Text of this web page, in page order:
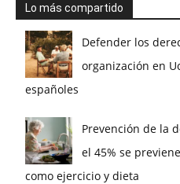
Lo más compartido
Defender los
organización en
españoles
Prevención de la
el 45% se
como ejercicio y dieta